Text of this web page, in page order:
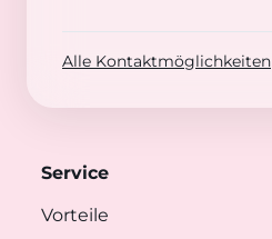
Alle Kontaktmöglichkeiten
Service
Vorteile